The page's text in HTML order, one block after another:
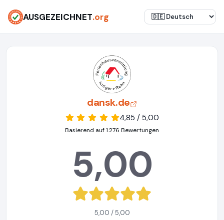
AUSGEZEICHNET.org
dansk.de
4,85 / 5,00
Basierend auf 1.276 Bewertungen
5,00
5,00 / 5,00